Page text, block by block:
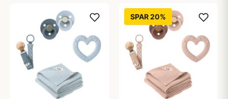
SPAR 20%